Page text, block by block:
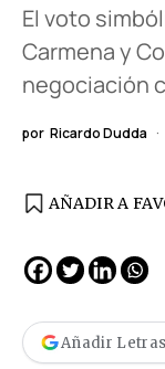
El voto
Carmena y
negociación
por Ricardo Dudda
AÑADIR A
Añadir